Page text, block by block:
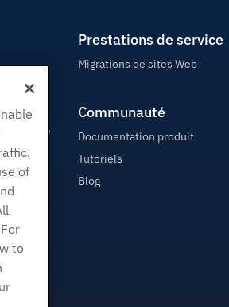
blanche
Prestations de service
Migrations de sites Web
Communauté
Documentation produit
Tutoriels
Blog
of
to